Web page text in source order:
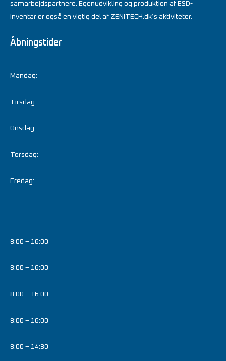
samarbejdspartnere. Egenudvikling og produktion af ESD-
inventar er også en vigtig del af ZENITECH.dk’s aktiviteter.
Åbningstider
Mandag:
Tirsdag:
Onsdag:
Torsdag:
Fredag:
8:00 – 16:00
8:00 – 16:00
8:00 – 16:00
8:00 – 16:00
8:00 – 14:30